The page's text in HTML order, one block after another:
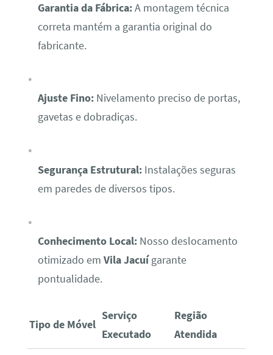
Garantia da Fábrica:A montagem técnica
correta mantém a garantia original do
fabricante.
Ajuste Fino:Nivelamento preciso de portas,
gavetas e dobradiças.
Segurança Estrutural:Instalações seguras
em paredes de diversos tipos.
Conhecimento Local:Nosso deslocamento
otimizado em Vila Jacuígarante
pontualidade.
Tipo de Móvel
Serviço
Executado
Região
Atendida